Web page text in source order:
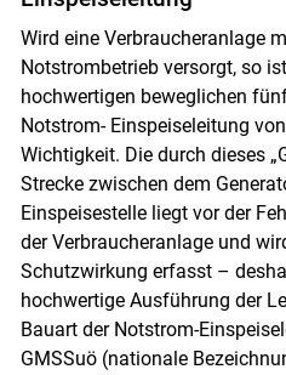
Wird eine Verbraucheranlage
Notstrombetrieb versorgt, so
hochwertigen beweglichen
Notstrom- Einspeiseleitung
Wichtigkeit. Die durch dieses
Strecke zwischen dem
Einspeisestelle liegt vor der
der Verbraucheranlage und
Schutzwirkung erfasst –
hochwertige Ausführung der
Bauart der Notstrom-
GMSSuö (nationale